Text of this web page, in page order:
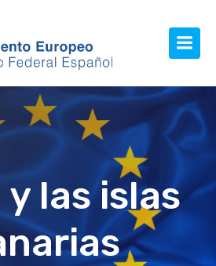
y las islas